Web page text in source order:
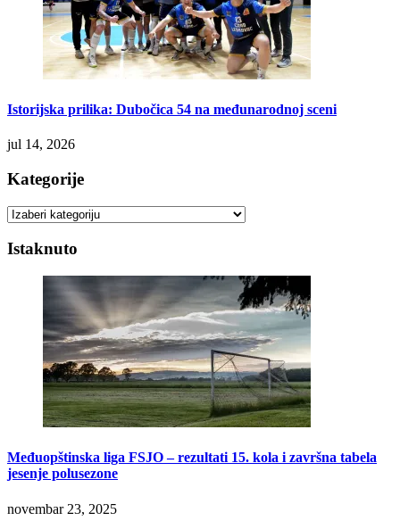
Istorijska prilika: Dubočica 54 na međunarodnoj sceni
jul 14, 2026
Kategorije
Kategorije
Istaknuto
Međuopštinska liga FSJO – rezultati 15. kola i završna tabela
jesenje polusezone
novembar 23, 2025